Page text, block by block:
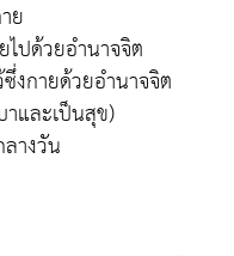
ย
ปด้วยอำนาจจิต
งกายด้วยอำนาจจิต
และเป็นสุข)
างวัน